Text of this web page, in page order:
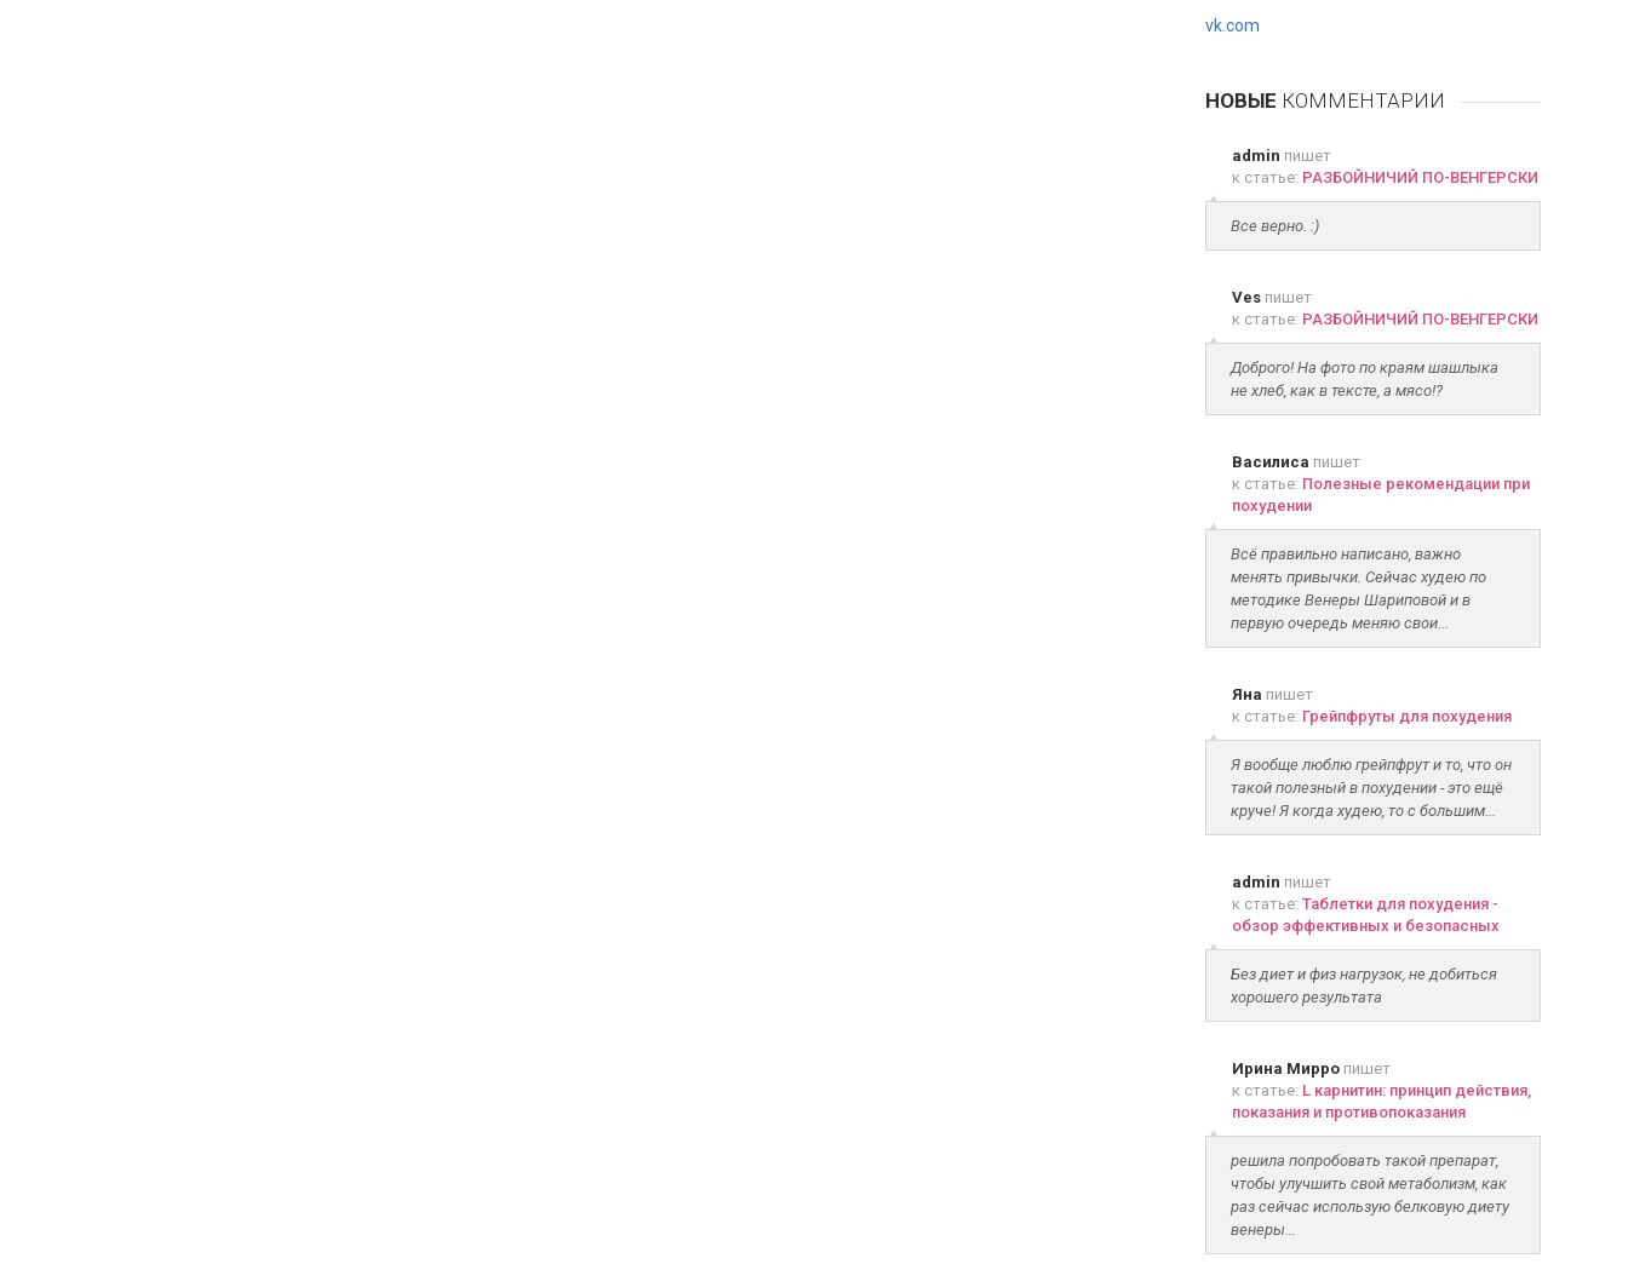
vk.com
НОВЫЕ КОММЕНТАРИИ
admin пишет
к статье: РАЗБОЙНИЧИЙ ПО-ВЕНГЕРСКИ
Все верно. :)
Vesпишет
к статье: РАЗБОЙНИЧИЙ ПО-ВЕНГЕРСКИ
Доброго! На фото по краям шашлыка
не хлеб, как в тексте, а мясо!?
Василиса пишет
к статье: Полезные рекомендации при
похудении
Всё правильно написано, важно
менять привычки. Сейчас худею по
методике Венеры Шариповой и в
первую очередь меняю свои...
Яна пишет
к статье: Грейпфруты для похудения
Я вообще люблю грейпфрут и то, что он
такой полезный в похудении - это ещё
круче! Я когда худею, то с большим...
admin пишет
к статье: Таблетки для похудения -
обзор эффективных и безопасных
Без диет и физ нагрузок, не добиться
хорошего результата
Ирина Мирропишет
к статье: L карнитин: принцип действия,
показания и противопоказания
решила попробовать такой препарат,
чтобы улучшить свой метаболизм, как
раз сейчас использую белковую диету
венеры...